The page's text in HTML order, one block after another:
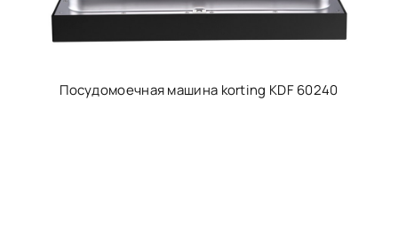
Посудомоечная машина korting KDF 60240